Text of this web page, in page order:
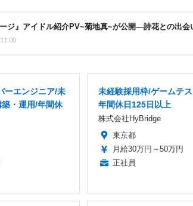
ジ』アイドル紹介PV~菊地真~が公開―詩花との出
ーエンジニア/未
・運用/年間休
未経験採用枠/ゲームテ
年間休日125日以上
株式会社HyBridge
東京都
月給30万円～50万円
正社員